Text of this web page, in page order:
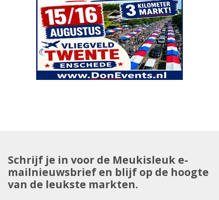
Schrijf je in voor de Meukisleuk e-
mailnieuwsbrief en blijf op de hoogte
van de leukste markten.